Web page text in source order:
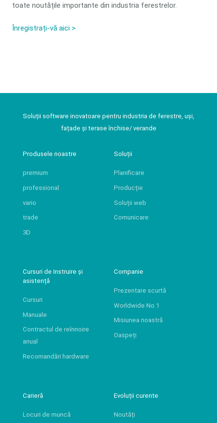
toate noutățile importante din industria ferestrelor.
Înregistrați-vă aici >
Soluții software inovatoare pentru industria de ferestre, uși,
fațade și terase închise/ verande
Produsele noastre
premium
professional
vario
trade
3D
Soluții
Planificare
Producție
Soluții web
Comunicare
Cursuri de Instruire și
asistență
Cursuri
Manuale
Contractul de reînnoire
anual
Recomandări hardware
Companie
Prezentare scurtă
Worldwide No.1
Misiunea noastră
Oaspeți
Carieră
Locuri de muncă
Evoluții curente
Noutăți